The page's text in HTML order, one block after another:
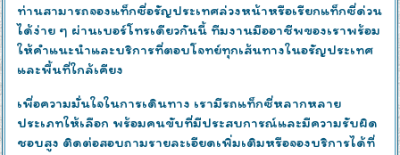
ท่านสามารถจองแท็กซี่อรัญประเทศล่วงหน้าหรือเรียกแท็กซี่ด่วน
ได้ง่าย ๆ ผ่านเบอร์โทรเดียวกันนี้ ทีมงานมืออาชีพของเราพร้อม
ให้คำแนะนำและบริการที่ตอบโจทย์ทุกเส้นทางในอรัญประเทศ
และพื้นที่ใกล้เคียง
เพื่อความมั่นใจในการเดินทาง เรามีรถแท็กซี่หลากหลาย
ประเภทให้เลือก พร้อมคนขับที่มีประสบการณ์และมีความรับผิด
ชอบสูง ติดต่อสอบถามรายละเอียดเพิ่มเติมหรือจองบริการได้ที่